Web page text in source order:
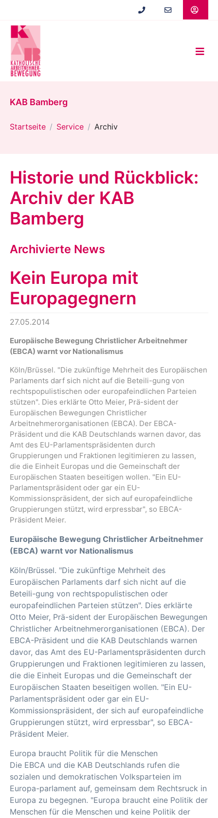
springen
KAB Bamberg
Startseite Service Archiv
Historie und Rückblick:
Archiv der KAB
Bamberg
Archivierte News
Kein Europa mit
Europagegnern
27.05.2014
Europäische Bewegung Christlicher Arbeitnehmer
(EBCA) warnt vor Nationalismus
Köln/Brüssel. "Die zukünftige Mehrheit des Europäischen
Parlaments darf sich nicht auf die Beteili-gung von
rechtspopulistischen oder europafeindlichen Parteien
stützen". Dies erklärte Otto Meier, Prä-sident der
Europäischen Bewegungen Christlicher
Arbeitnehmerorganisationen (EBCA). Der EBCA-
Präsident und die KAB Deutschlands warnen davor, das
Amt des EU-Parlamentspräsidenten durch
Gruppierungen und Fraktionen legitimieren zu lassen,
die die Einheit Europas und die Gemeinschaft der
Europäischen Staaten beseitigen wollen. "Ein EU-
Parlamentspräsident oder gar ein EU-
Kommissionspräsident, der sich auf europafeindliche
Gruppierungen stützt, wird erpressbar", so EBCA-
Präsident Meier.
Europäische Bewegung Christlicher Arbeitnehmer
(EBCA) warnt vor Nationalismus
Köln/Brüssel. "Die zukünftige Mehrheit des
Europäischen Parlaments darf sich nicht auf die
Beteili-gung von rechtspopulistischen oder
europafeindlichen Parteien stützen". Dies erklärte
Otto Meier, Prä-sident der Europäischen Bewegungen
Christlicher Arbeitnehmerorganisationen (EBCA). Der
EBCA-Präsident und die KAB Deutschlands warnen
davor, das Amt des EU-Parlamentspräsidenten durch
Gruppierungen und Fraktionen legitimieren zu lassen,
die die Einheit Europas und die Gemeinschaft der
Europäischen Staaten beseitigen wollen. "Ein EU-
Parlamentspräsident oder gar ein EU-
Kommissionspräsident, der sich auf europafeindliche
Gruppierungen stützt, wird erpressbar", so EBCA-
Präsident Meier.
Europa braucht Politik für die Menschen
Die EBCA und die KAB Deutschlands rufen die
sozialen und demokratischen Volksparteien im
Europa-parlament auf, gemeinsam dem Rechtsruck in
Europa zu begegnen. "Europa braucht eine Politik der
Menschen für die Menschen und keine Politik der